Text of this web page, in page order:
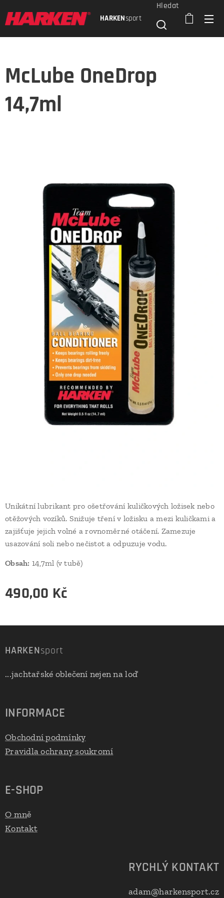
HARKENsport
Hledat
McLube OneDrop
14,7ml
Unikátní lubrikant pro ošetřování kuličkových ložisek nebo
otěžových vozíků. Snižuje tření v ložisku a mezi kuličkami a
zajišťuje jejich volné a rovnoměrné otáčení. Zamezuje
usazování soli nebo nečistot a odpuzuje vodu.
Obsah: 14,7ml (v tubě)
490,00 Kč
HARKENsport
...jachtařské oblečení nejen na loď
INFORMACE
Obchodní podmínky
Pravidla ochrany soukromí
E-SHOP
O mně
Kontakt
RYCHLÝ KONTAKT
adam@harkensport.cz